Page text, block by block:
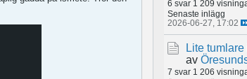
6 svar 1 209
Senaste inlägg
2026-06-27, 17:02
Lite
av
7 svar 1 206